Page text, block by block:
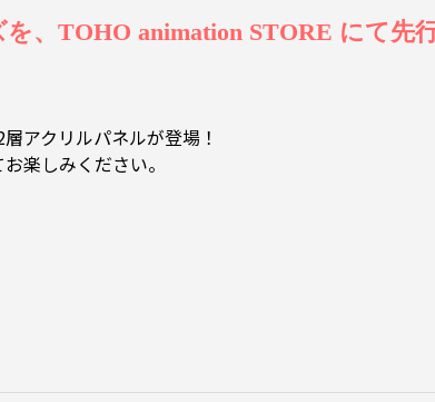
、TOHO animation STORE にて先行
アクリルパネルが登場！
楽しみください。